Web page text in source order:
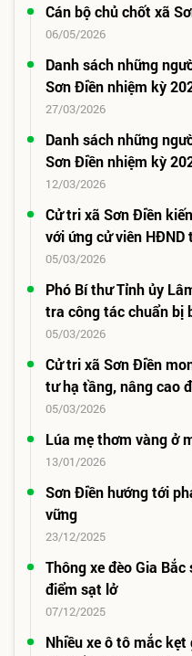
Cán bộ chủ chốt xã
06/05/2026
Danh sách những
Sơn Điền nhiệm kỳ
27/03/2026
Danh sách những
Sơn Điền nhiệm kỳ
12/03/2026
Cử tri xã Sơn Điền
với ứng cử viên HĐND
05/03/2026
Phó Bí thư Tỉnh ủy
tra công tác chuẩn bị
05/03/2026
Cử tri xã Sơn Điền
tư hạ tầng, nâng cao
05/03/2026
Lúa mẹ thơm vàng ở
13/01/2026
Sơn Điền hướng tới
vững
23/12/2025
Thông xe đèo Gia
điểm sạt lở
07/12/2025
Nhiều xe ô tô mắc